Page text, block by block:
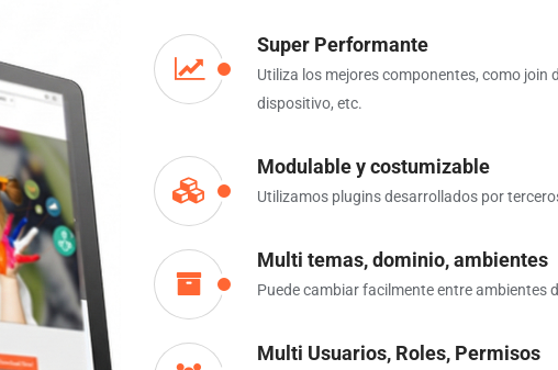
Super Performante
Utiliza los mejores componentes, como join
dispositivo, etc.
Modulable y costumizable
Utilizamos plugins desarrollados por
Multi temas, dominio, ambientes
Puede cambiar facilmente entre ambientes
Multi Usuarios, Roles, Permisos